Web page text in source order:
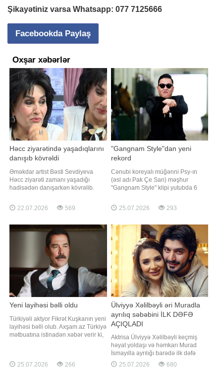
Şikayətiniz varsa Whatsapp: 077 7125666
Facebookda Paylaş
Oxşar xəbərlər
Həcc ziyarətində yaşadıqlarını
danışıb kövrəldi
Əməkdar artist Bəsti Sevdiyeva
Həcc ziyarəti zamanı yaşadığı
hadisədən danışarkən kövrəlib.
barədə "Günə uğurla" verilişində
danışıb. B.Sevdiyeva bildirib ki,
ziyarətində olarkən Qədir
Rüstəmovun səsini eşitməsi ona
22.07.2026 569
"Gangnam Style"dan yeni
rekord
Cənubi koreyalı müğənni Psy-ın
(əsl adı Pak Çe San) məşhur
"Gangnam Style" klipi yutubda 6
Axşam.az xəbər verir ki, bu barədə
"Billboard" məlumat yayıb. 2012-ci
çatan ilk K-pop videosu olub.
Rejissoru Ço Su Hyon ola
25.07.2026 293
Yeni layihəsi bəlli oldu
Türkiyəli aktyor Fikrət Kuşkanın yeni
layihəsi bəlli olub. Axşam.az Türkiyə
mətbuatına istinadən xəbər verir ki,
Qeyd edək ki, layihə "TRT1"
25.07.2026 266
Ülviyyə Xəlilbəyli əri Muradla
ayrılıq səbəbini İLK DƏFƏ
AÇIQLADI
Aktrisa Ülviyyə Xəlilbəyli keçmiş
həyat yoldaşı və həmkarı Murad
İsmayılla ayrılığı barədə ilk dəfə
ətraflı açıqlama verib. xəbər verir ki,
aktrisa bu barədə Nail Naiboğlunun
25.07.2026 680